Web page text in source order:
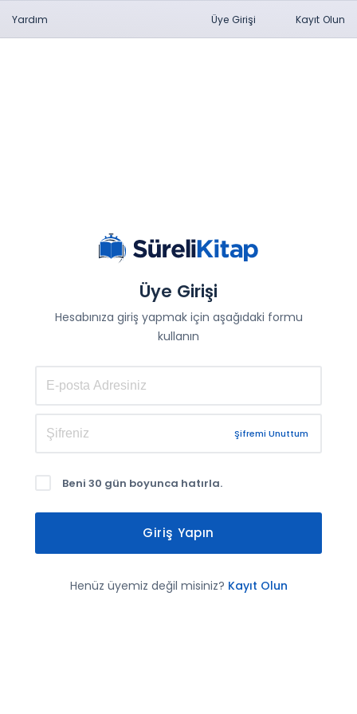
Yardım Üye Girişi Kayıt Olun
Üye Girişi
Hesabınıza giriş yapmak için aşağıdaki formu
kullanın
Şifremi Unuttum
Beni 30 gün boyunca hatırla.
Giriş Yapın
Henüz üyemiz değil misiniz? Kayıt Olun